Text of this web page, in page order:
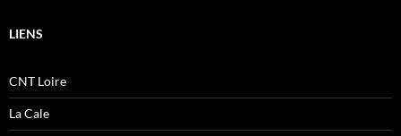
LIENS
CNT Loire
La Cale